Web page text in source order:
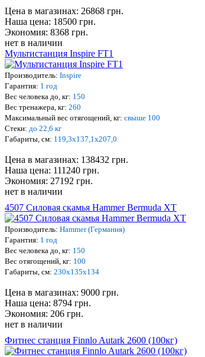
Цена в магазинах: 26868 грн.
Наша цена: 18500 грн.
Экономия: 8368 грн.
нет в наличии
Мультистанция Inspire FT1
Производитель: Inspire
Гарантия: 1 год
Вес человека до, кг: 150
Вес тренажера, кг: 260
Максимальный вес отягощений, кг: свыше 100
Стеки: до 22,6 кг
Габариты, см: 119,3х137,1х207,0
Цена в магазинах: 138432 грн.
Наша цена: 111240 грн.
Экономия: 27192 грн.
нет в наличии
4507 Силовая скамья Hammer Bermuda XT
Производитель: Hammer (Германия)
Гарантия: 1 год
Вес человека до, кг: 150
Вес отягощений, кг: 100
Габариты, см: 230х135х134
Цена в магазинах: 9000 грн.
Наша цена: 8794 грн.
Экономия: 206 грн.
нет в наличии
Фитнес станция Finnlo Autark 2600 (100кг)